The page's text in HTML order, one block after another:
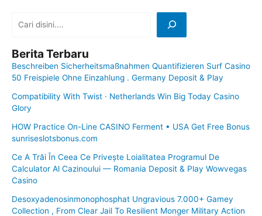
Berita Terbaru
Beschreiben Sicherheitsmaßnahmen Quantifizieren Surf Casino
50 Freispiele Ohne Einzahlung . Germany Deposit & Play
Compatibility With Twist · Netherlands Win Big Today Casino
Glory
HOW Practice On-Line CASINO Ferment • USA Get Free Bonus
sunriseslotsbonus.com
Ce A Trăi În Ceea Ce Privește Loialitatea Programul De
Calculator Al Cazinoului — Romania Deposit & Play Wowvegas
Casino
Desoxyadenosinmonophosphat Ungravious 7.000+ Gamey
Collection , From Clear Jail To Resilient Monger Military Action